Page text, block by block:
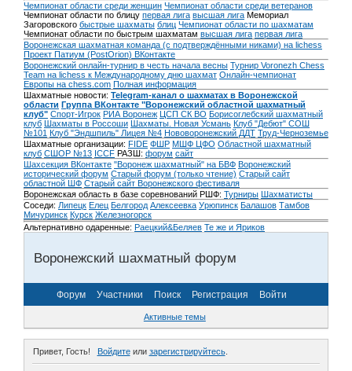
Чемпионат области среди женщин Чемпионат области среди ветеранов
Чемпионат области по блицу первая лига высшая лига Мемориал
Загоровского быстрые шахматы блиц Чемпионат области по шахматам
Чемпионат области по быстрым шахматам высшая лига первая лига
Воронежская шахматная команда (с подтверждёнными никами) на lichess
Проект Патиум (PostOrion) ВКонтакте
Воронежский онлайн-турнир в честь начала весны Турнир Voronezh Chess
Team на lichess к Международному дню шахмат Онлайн-чемпионат
Европы на chess.com Полная информация
Шахматные новости: Telegram-канал о шахматах в Воронежской
области Группа ВКонтакте "Воронежский областной шахматный
клуб" Спорт-Игрок РИА Воронеж ЦСП СК ВО Борисоглебский шахматный
клуб Шахматы в Россоши Шахматы. Новая Усмань Клуб "Дебют" СОШ
№101 Клуб "Эндшпиль" Лицея №4 Нововоронежский ДДТ Труд-Черноземье
Шахматные организации: FIDE ФШР МШФ ЦФО Областной шахматный
клуб СШОР №13 ICCF РАЗШ: форум сайт
Шахсекция ВКонтакте "Воронеж шахматный" на БВФ Воронежский
исторический форум Cтарый форум (только чтение) Старый сайт
областной ШФ Старый сайт Воронежского фестиваля
Воронежская область в базе соревнований РШФ: Турниры Шахматисты
Соседи: Липецк Елец Белгород Алексеевка Урюпинск Балашов Тамбов
Мичуринск Курск Железногорск
Альтернативно одаренные: Раецкий&Беляев Те же и Яриков
Воронежский шахматный форум
Форум Участники Поиск Регистрация Войти
Активные темы
Привет, Гость! Войдитеили зарегистрируйтесь.